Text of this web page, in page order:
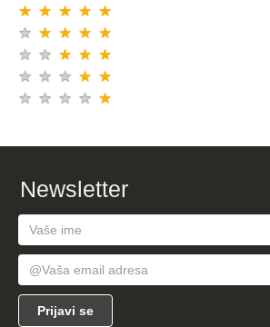
★
★
★
★
★
★
★
★
★
★
★
★
★
★
★
★
★
★
★
★
★
★
★
★
★
Newsletter